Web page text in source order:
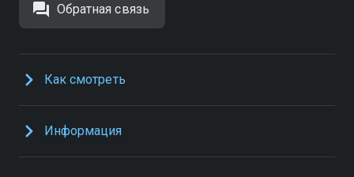
Обратная связь
Как смотреть
Информация